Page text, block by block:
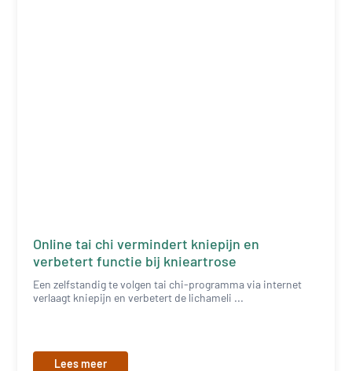
Online tai chi vermindert kniepijn en
verbetert functie bij knieartrose
Een zelfstandig te volgen tai chi-programma via internet
verlaagt kniepijn en verbetert de lichameli ...
Lees meer